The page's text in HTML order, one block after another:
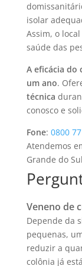
isolar
Assim, o
saúde das
A eficácia do
um ano.
técnica
conosco e
Fone: 0800
Atendemos
Grande do
Veneno de
Depende da
pequenas,
reduzir a
colônia já